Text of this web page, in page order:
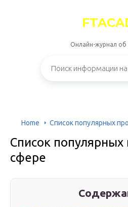
Онлайн-журнал об
Home Список популярных
Список
сфере